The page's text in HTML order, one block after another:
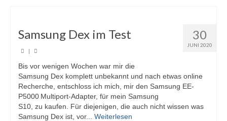
30
JUNI 2020
Samsung Dex im Test
|
Bis vor wenigen Wochen war mir die
Samsung Dex komplett unbekannt und nach etwas online
Recherche, entschloss ich mich, mir den Samsung EE-
P5000 Multiport-Adapter, für mein Samsung
S10, zu kaufen. Für diejenigen, die auch nicht wissen was
Samsung Dex ist, vor... Weiterlesen